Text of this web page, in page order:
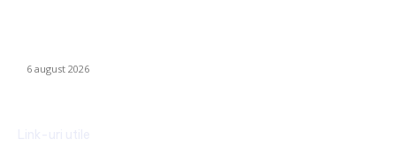
6 august 2026